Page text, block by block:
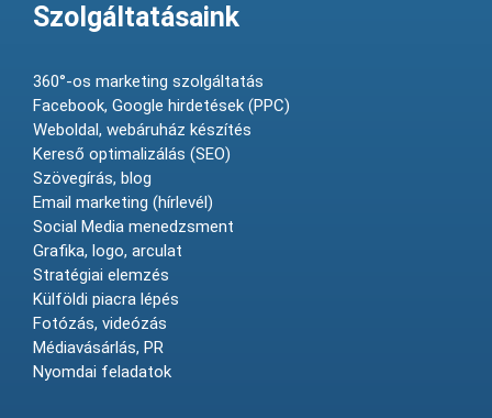
Szolgáltatásaink
360°-os marketing szolgáltatás
Facebook, Google hirdetések (PPC)
Weboldal, webáruház készítés
Kereső optimalizálás (SEO)
Szövegírás, blog
Email marketing (hírlevél)
Social Media menedzsment
Grafika, logo, arculat
Stratégiai elemzés
Külföldi piacra lépés
Fotózás, videózás
Médiavásárlás, PR
Nyomdai feladatok